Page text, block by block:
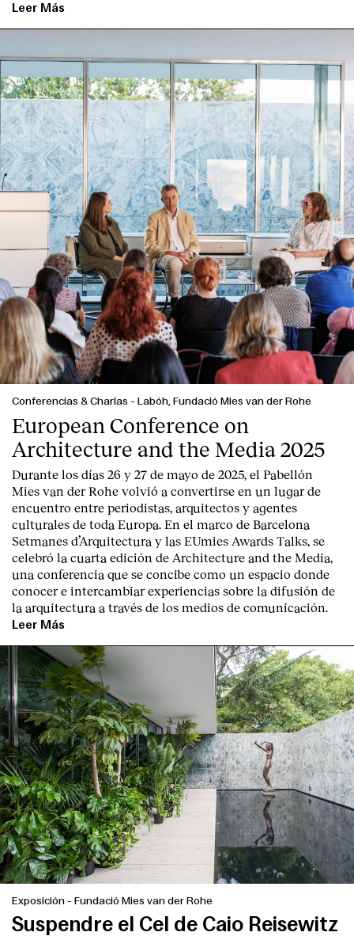
Leer Más
Conferencias & Charlas - Labóh, Fundació Mies van der Rohe
European Conference on
Architecture and the Media 2025
Durante los días 26 y 27 de mayo de 2025, el Pabellón
Mies van der Rohe volvió a convertirse en un lugar de
encuentro entre periodistas, arquitectos y agentes
culturales de toda Europa. En el marco de Barcelona
Setmanes d’Arquitectura y las EUmies Awards Talks, se
celebró la cuarta edición de Architecture and the Media,
una conferencia que se concibe como un espacio donde
conocer e intercambiar experiencias sobre la difusión de
la arquitectura a través de los medios de comunicación.
Leer Más
Exposición - Fundació Mies van der Rohe
Suspendre el Cel de Caio Reisewitz